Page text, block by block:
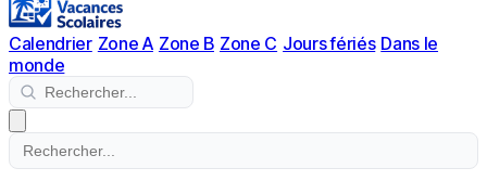
Calendrier Zone A Zone B Zone C Jours fériés Dans le
monde